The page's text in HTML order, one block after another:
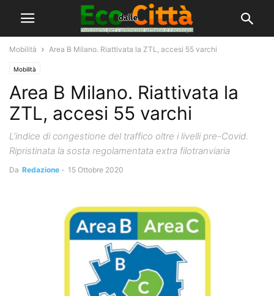
Mobilità Area B Milano. Riattivata la ZTL, accesi 55 varchi
Mobilità
Area B Milano. Riattivata la
ZTL, accesi 55 varchi
L’indice di congestione del traffico oltre i livelli pre-Covid.
Ripristinata la sosta regolamentata extra filotranviaria
Da Redazione - 15 Ottobre 2020